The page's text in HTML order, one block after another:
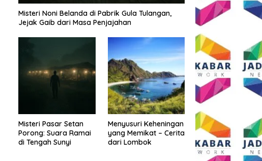
Misteri Noni Belanda di Pabrik Gula Tulangan,
Jejak Gaib dari Masa Penjajahan
Misteri Pasar Setan
Porong: Suara Ramai
di Tengah Sunyi
Menyusuri Keheningan
yang Memikat – Cerita
dari Lombok